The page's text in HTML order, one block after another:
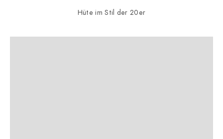
Hüte im Stil der 20er